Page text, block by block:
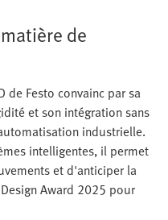
de
de Festo convainc par sa
et son intégration sans
industrielle.
intelligentes, il permet
et d'anticiper la
Award 2025 pour